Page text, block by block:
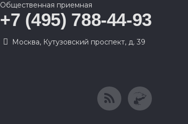
Общественная приемная
+7 (495) 788-44-93
Москва, Кутузовский проспект, д. 39